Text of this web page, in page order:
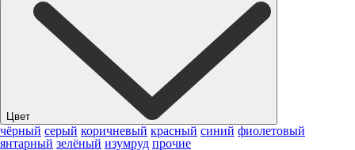
Цвет
чёрный серый коричневый красный синий фиолетовый
янтарный зелёный изумруд прочие